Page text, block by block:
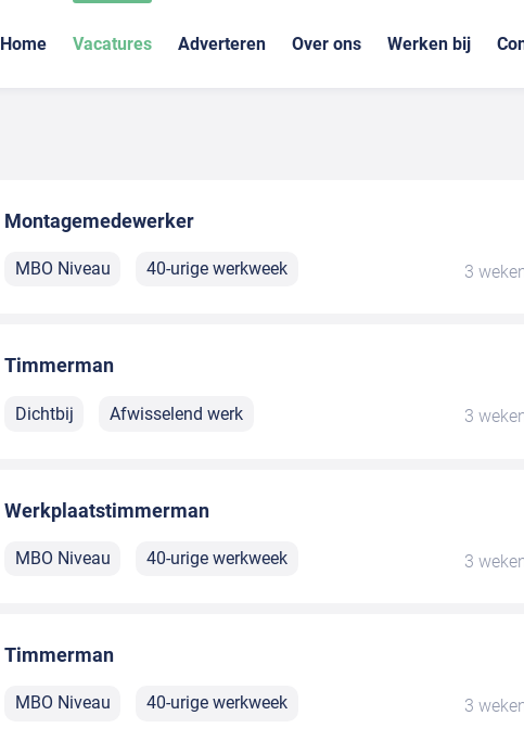
Home Vacatures Adverteren Over ons Werken bij
Montagemedewerker
MBO Niveau 40-urige werkweek 3
Timmerman
Dichtbij Afwisselend werk 3
Werkplaatstimmerman
MBO Niveau 40-urige werkweek 3
Timmerman
MBO Niveau 40-urige werkweek 3